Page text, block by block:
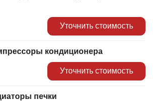
Уточнить стоимость
кондиционера
Уточнить стоимость
печки